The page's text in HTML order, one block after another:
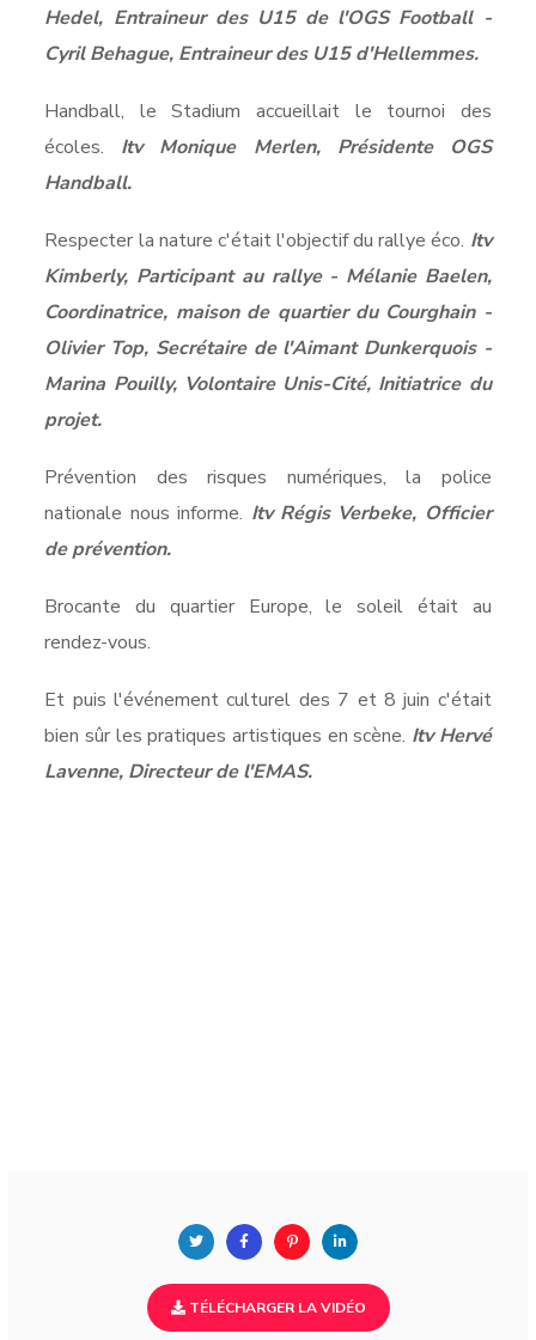
Hedel, Entraineur des U15 de l'OGS Football -
Cyril Behague, Entraineur des U15 d'Hellemmes.
Handball, le Stadium accueillait le tournoi des
écoles. Itv Monique Merlen, Présidente OGS
Handball.
Respecter la nature c'était l'objectif du rallye éco. Itv
Kimberly, Participant au rallye - Mélanie Baelen,
Coordinatrice, maison de quartier du Courghain -
Olivier Top, Secrétaire de l'Aimant Dunkerquois -
Marina Pouilly, Volontaire Unis-Cité, Initiatrice du
projet.
Prévention des risques numériques, la police
nationale nous informe. Itv Régis Verbeke, Officier
de prévention.
Brocante du quartier Europe, le soleil était au
rendez-vous.
Et puis l'événement culturel des 7 et 8 juin c'était
bien sûr les pratiques artistiques en scène. Itv Hervé
Lavenne, Directeur de l'EMAS.
TÉLÉCHARGER LA VIDÉO